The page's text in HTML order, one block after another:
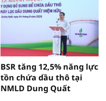
BSR tăng 12,5% năng lực
tồn chứa dầu thô tại
NMLD Dung Quất